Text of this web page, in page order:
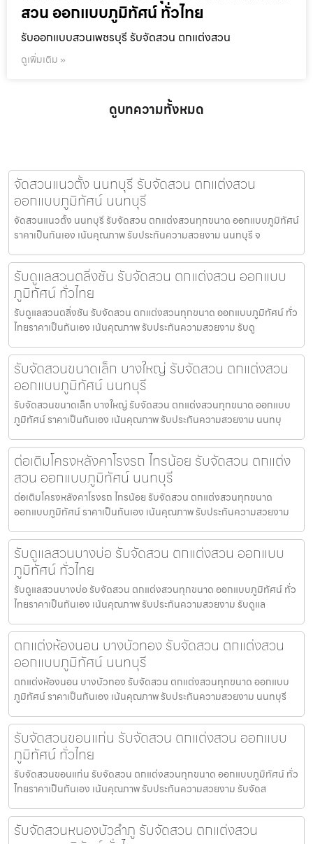
สวน ออกแบบภูมิทัศน์ ทั่วไทย
รับออกแบบสวนเพชรบุรี รับจัดสวน ตกแต่งสวน
ดูเพิ่มเติม »
ดูบทความทั้งหมด
จัดสวนแนวตั้ง นนทบุรี รับจัดสวน ตกแต่งสวน
ออกแบบภูมิทัศน์ นนทบุรี
จัดสวนแนวตั้ง นนทบุรี รับจัดสวน ตกแต่งสวนทุกขนาด ออกแบบภูมิทัศน์
ราคาเป็นกันเอง เน้นคุณภาพ รับประกันความสวยงาม นนทบุรี จ
รับดูแลสวนตลิ่งชัน รับจัดสวน ตกแต่งสวน ออกแบบ
ภูมิทัศน์ ทั่วไทย
รับดูแลสวนตลิ่งชัน รับจัดสวน ตกแต่งสวนทุกขนาด ออกแบบภูมิทัศน์ ทั่ว
ไทยราคาเป็นกันเอง เน้นคุณภาพ รับประกันความสวยงาม รับดู
รับจัดสวนขนาดเล็ก บางใหญ่ รับจัดสวน ตกแต่งสวน
ออกแบบภูมิทัศน์ นนทบุรี
รับจัดสวนขนาดเล็ก บางใหญ่ รับจัดสวน ตกแต่งสวนทุกขนาด ออกแบบ
ภูมิทัศน์ ราคาเป็นกันเอง เน้นคุณภาพ รับประกันความสวยงาม นนทบุ
ต่อเติมโครงหลังคาโรงรถ ไทรน้อย รับจัดสวน ตกแต่ง
สวน ออกแบบภูมิทัศน์ นนทบุรี
ต่อเติมโครงหลังคาโรงรถ ไทรน้อย รับจัดสวน ตกแต่งสวนทุกขนาด
ออกแบบภูมิทัศน์ ราคาเป็นกันเอง เน้นคุณภาพ รับประกันความสวยงาม
รับดูแลสวนบางบ่อ รับจัดสวน ตกแต่งสวน ออกแบบ
ภูมิทัศน์ ทั่วไทย
รับดูแลสวนบางบ่อ รับจัดสวน ตกแต่งสวนทุกขนาด ออกแบบภูมิทัศน์ ทั่ว
ไทยราคาเป็นกันเอง เน้นคุณภาพ รับประกันความสวยงาม รับดูแล
ตกแต่งห้องนอน บางบัวทอง รับจัดสวน ตกแต่งสวน
ออกแบบภูมิทัศน์ นนทบุรี
ตกแต่งห้องนอน บางบัวทอง รับจัดสวน ตกแต่งสวนทุกขนาด ออกแบบ
ภูมิทัศน์ ราคาเป็นกันเอง เน้นคุณภาพ รับประกันความสวยงาม นนทบุรี
รับจัดสวนขอนแก่น รับจัดสวน ตกแต่งสวน ออกแบบ
ภูมิทัศน์ ทั่วไทย
รับจัดสวนขอนแก่น รับจัดสวน ตกแต่งสวนทุกขนาด ออกแบบภูมิทัศน์ ทั่ว
ไทยราคาเป็นกันเอง เน้นคุณภาพ รับประกันความสวยงาม รับจัดส
รับจัดสวนหนองบัวลำภู รับจัดสวน ตกแต่งสวน